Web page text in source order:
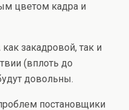
цветом кадра и
закадровой, так и
(вплоть до
довольны.
постановщики